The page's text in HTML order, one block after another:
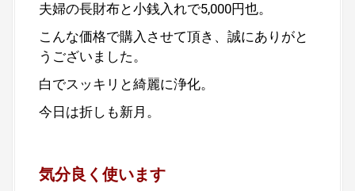
夫婦の長財布と小銭入れで5,000円也。
こんな価格で購入させて頂き、誠にありがと
うございました。
白でスッキリと綺麗に浄化。
今日は折しも新月。
気分良く使います